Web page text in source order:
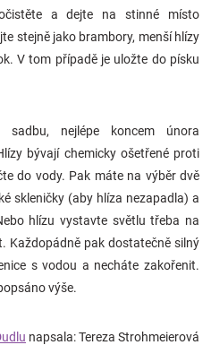
a dejte na stinné místo
stejně jako brambory, menší hlízy
V tom případě je uložte do písku
nejlépe koncem února
bývají chemicky ošetřené proti
do vody. Pak máte na výběr dvě
skleničky (aby hlíza nezapadla) a
hlízu vystavte světlu třeba na
Každopádně pak dostatečně silný
s vodou a necháte zakořenit.
výše.
napsala: Tereza Strohmeierová